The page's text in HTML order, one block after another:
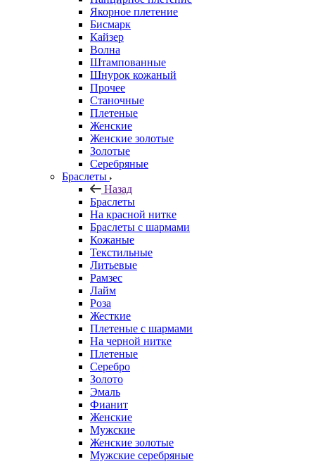
Якорное плетение
Бисмарк
Кайзер
Волна
Штампованные
Шнурок кожаный
Прочее
Станочные
Плетеные
Женские
Женские золотые
Золотые
Серебряные
Браслеты
Назад
Браслеты
На красной нитке
Браслеты с шармами
Кожаные
Текстильные
Литьевые
Рамзес
Лайм
Роза
Жесткие
Плетеные с шармами
На черной нитке
Плетеные
Серебро
Золото
Эмаль
Фианит
Женские
Мужские
Женские золотые
Мужские серебряные